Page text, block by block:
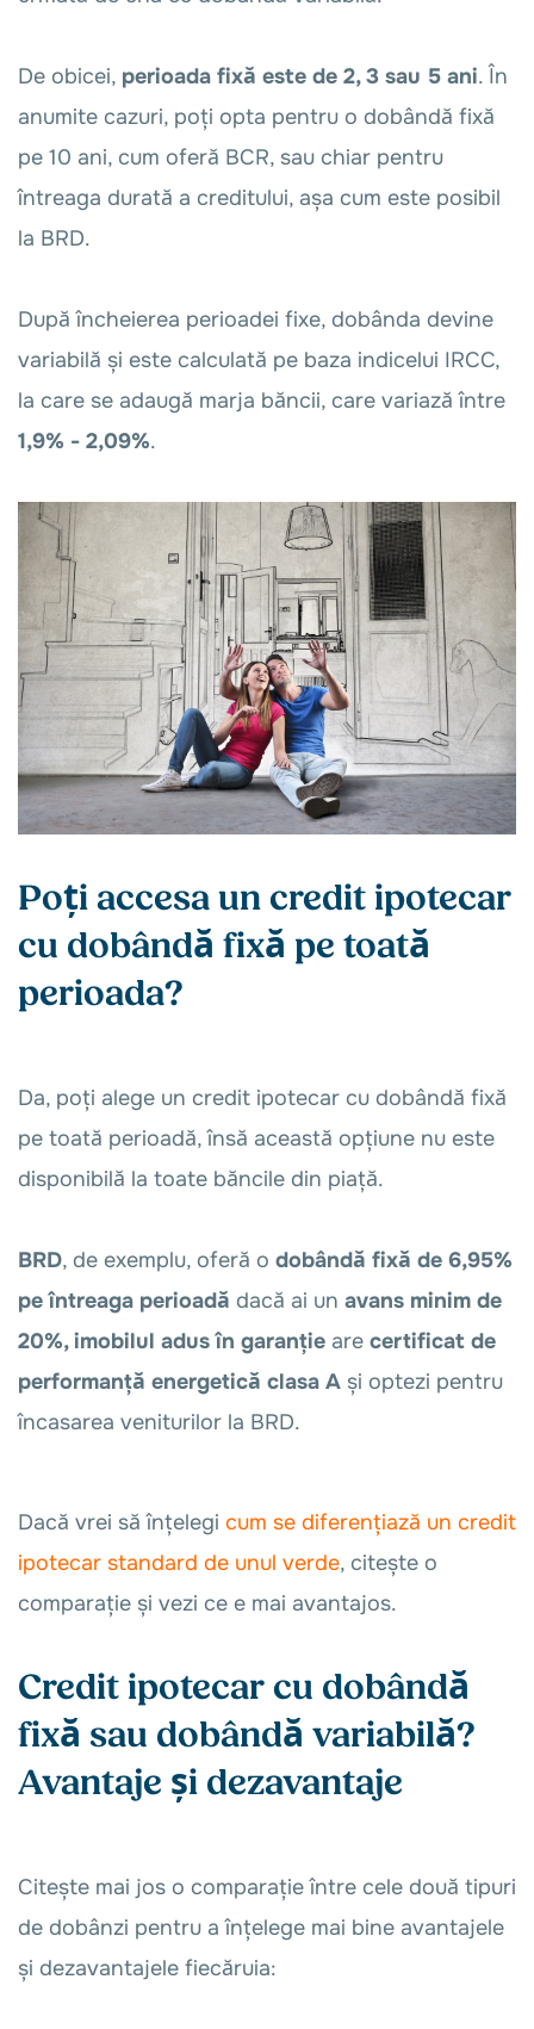
De obicei, perioada fixă este de 2, 3 sau 5 ani. În
anumite cazuri, poți opta pentru o dobândă fixă
pe 10 ani, cum oferă BCR, sau chiar pentru
întreaga durată a creditului, așa cum este posibil
la BRD.
După încheierea perioadei fixe, dobânda devine
variabilă și este calculată pe baza indicelui IRCC,
la care se adaugă marja băncii, care variază între
1,9% - 2,09%.
Poți accesa un credit ipotecar
cu dobândă fixă pe toată
perioada​?
Da, poți alege un credit ipotecar cu dobândă fixă
pe toată perioadă, însă această opțiune nu este
disponibilă la toate băncile din piață.
BRD, de exemplu, oferă o dobândă fixă de 6,95%
pe întreaga perioadă dacă ai un avans minim de
20%,imobilul adus în garanție are certificat de
performanță energetică clasa A și optezi pentru
încasarea veniturilor la BRD.
Dacă vrei să înțelegi cum se diferențiază un credit
ipotecar standard de unul verde, citește o
comparație și vezi ce e mai avantajos.
Credit ipotecar cu dobândă
fixă sau dobândă variabilă?
Avantaje și dezavantaje
Citește mai jos o comparație între cele două tipuri
de dobânzi pentru a înțelege mai bine avantajele
și dezavantajele fiecăruia: